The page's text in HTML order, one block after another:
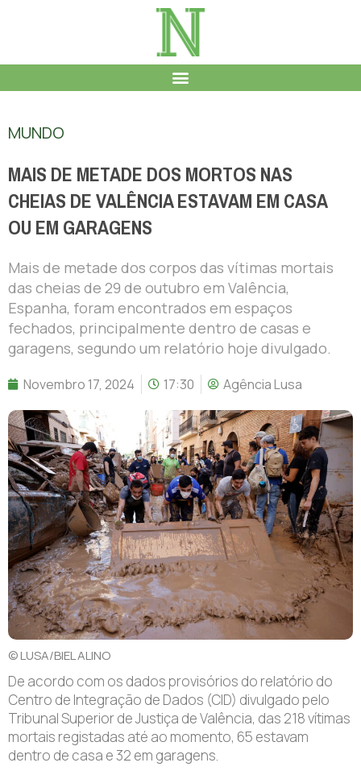
MUNDO
MAIS DE METADE DOS MORTOS NAS
CHEIAS DE VALÊNCIA ESTAVAM EM CASA
OU EM GARAGENS
Mais de metade dos corpos das vítimas mortais
das cheias de 29 de outubro em Valência,
Espanha, foram encontrados em espaços
fechados, principalmente dentro de casas e
garagens, segundo um relatório hoje divulgado.
Novembro 17, 2024 17:30 Agência Lusa
© LUSA/BIEL ALINO
De acordo com os dados provisórios do relatório do
Centro de Integração de Dados (CID) divulgado pelo
Tribunal Superior de Justiça de Valência, das 218 vítimas
mortais registadas até ao momento, 65 estavam
dentro de casa e 32 em garagens.